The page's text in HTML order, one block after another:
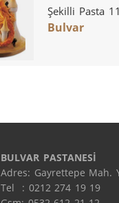
Şekilli Pasta
Bulvar
BULVAR PASTANESİ
Adres: Gayrettepe Mah.
Tel  : 0212 274 19 19